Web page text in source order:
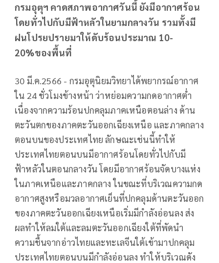
กรมอุตุฯ คาดสภาพอากาศวันนี้ ยังมีอากาศร้อน
โดยทั่วไปกับมีฟ้าหลัวในยามกลางวัน รวมทั้งมี
ฝนโปรยปรายมาให้ดับร้อนประมาณ 10-
20%ของพื้นที่
30 มี.ค.2566 - กรมอุตุนิยมวิทยาได้พยากรณ์อากาศ
ใน 24 ชั่วโมงข้างหน้า ว่าหย่อมความกดอากาศต่ำ
เนื่องจากความร้อนปกคลุมภาคเหนือตอนล่าง ด้าน
ตะวันตกของภาคตะวันออกเฉียงเหนือ และภาคกลาง
ตอนบนของประเทศไทย ลักษณะเช่นนี้ทำให้
ประเทศไทยตอนบนมีอากาศร้อนโดยทั่วไปกับมี
ฟ้าหลัวในตอนกลางวัน โดยมีอากาศร้อนจัดบางแห่ง
ในภาคเหนือและภาคกลาง ในขณะที่บริเวณความกด
อากาศสูงหรือมวลอากาศเย็นที่ปกคลุมด้านตะวันออก
ของภาคตะวันออกเฉียงเหนือเริ่มมีกำลังอ่อนลง ส่ง
ผลทำให้ลมใต้และลมตะวันออกเฉียงใต้ที่พัดนำ
ความชื้นจากอ่าวไทยและทะเลจีนใต้เข้ามาปกคลุม
ประเทศไทยตอนบนมีกำลังอ่อนลง ทำให้บริเวณดัง